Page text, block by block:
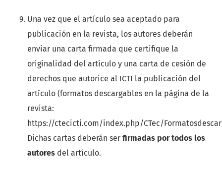
Una vez que el artículo sea aceptado para
publicación en la revista, los autores deberán
enviar una carta firmada que certifique la
originalidad del artículo y una carta de cesión de
derechos que autorice al ICTI la publicación del
artículo (formatos descargables en la página de la
revista:
https://ctecicti.com/index.php/CTec/
Dichas cartas deberán ser firmadas por todos los
autores del artículo.